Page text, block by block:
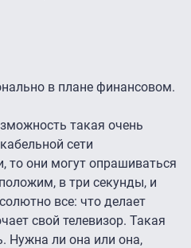
в плане финансовом.
такая очень
сети
то они могут опрашиваться
в три секунды, и
все: что делает
свой телевизор. Такая
Нужна ли она или она,